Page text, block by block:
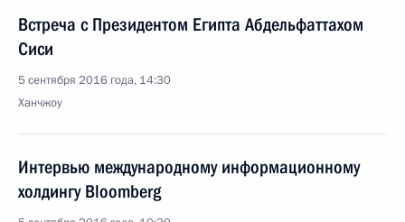
Встреча с Президентом Египта Абдельфаттахом
Сиси
5 сентября 2016 года, 14:30
Ханчжоу
Интервью международному информационному
холдингу Bloomberg